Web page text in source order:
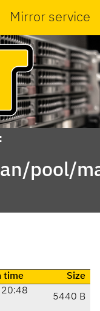
Mirror service
pool/
time
Size
5440 B